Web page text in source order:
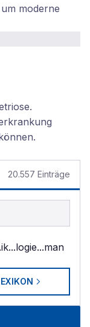
moderne
20.557 Einträge
...logie...man